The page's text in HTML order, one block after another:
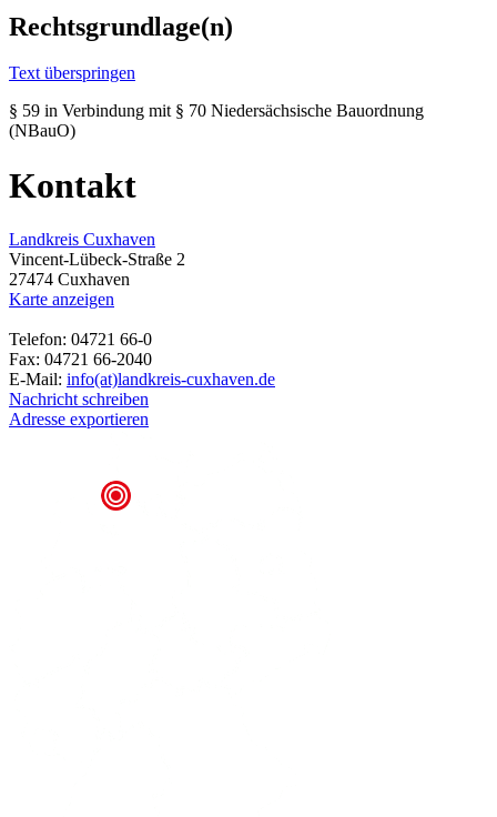
Rechtsgrundlage(n)
Text überspringen
§ 59 in Verbindung mit § 70 Niedersächsische Bauordnung
(NBauO)
Kontakt
Landkreis Cuxhaven
Vincent-Lübeck-Straße 2
27474 Cuxhaven
Karte anzeigen
Telefon: 04721 66-0
Fax: 04721 66-2040
E-Mail: info(at)landkreis-cuxhaven.de
Nachricht schreiben
Adresse exportieren